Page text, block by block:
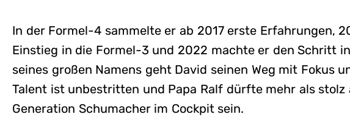
In der Formel-4 sammelte er ab 2017 erste Erfahrungen,
Einstieg in die Formel-3 und 2022 machte er den Schritt
seines großen Namens geht David seinen Weg mit Fokus
Talent ist unbestritten und Papa Ralf dürfte mehr als stolz
Generation Schumacher im Cockpit sein.